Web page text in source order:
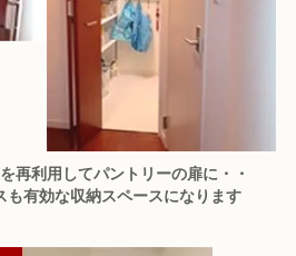
再利用してパントリーの扉に・・
も有効な収納スペースになります